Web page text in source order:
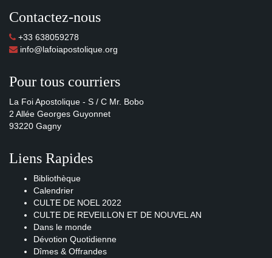
Contactez-nous
+33 638059278
info@lafoiapostolique.org
Pour tous courriers
La Foi Apostolique - S / C Mr. Bobo
2 Allée Georges Guyonnet
93220 Gagny
Liens Rapides
Bibliothèque
Calendrier
CULTE DE NOEL 2022
CULTE DE REVEILLON ET DE NOUVEL AN
Dans le monde
Dévotion Quotidienne
Dîmes & Offrandes